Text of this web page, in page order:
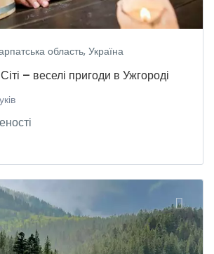
область, Україна
– веселі пригоди в Ужгороді